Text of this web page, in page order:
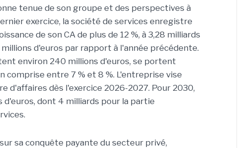
tenue de son groupe et des perspectives à
exercice, la société de services enregistre
de son CA de plus de 12 %, à 3,28 milliards
d'euros par rapport à l'année précédente.
environ 240 millions d'euros, se portent
comprise entre 7 % et 8 %. L'entreprise vise
d'affaires dès l'exercice 2026-2027. Pour 2030,
d'euros, dont 4 milliards pour la partie
sa conquête payante du secteur privé,